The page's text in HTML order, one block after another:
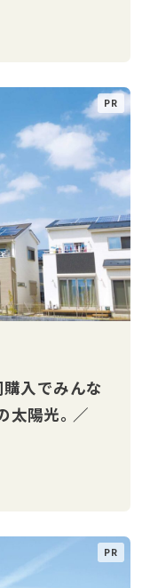
購入でみんな
陽光。 ／